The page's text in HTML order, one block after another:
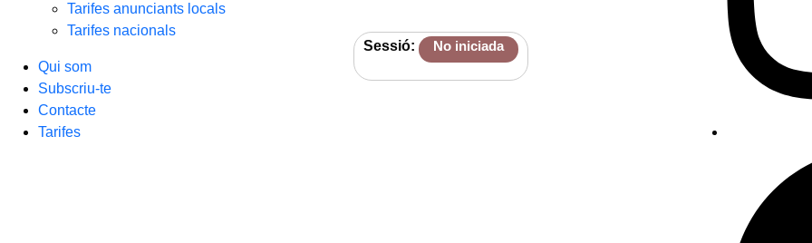
Tarifes anunciants locals
Tarifes nacionals
Qui som
Subscriu-te
Contacte
Tarifes
Sessió: No iniciada